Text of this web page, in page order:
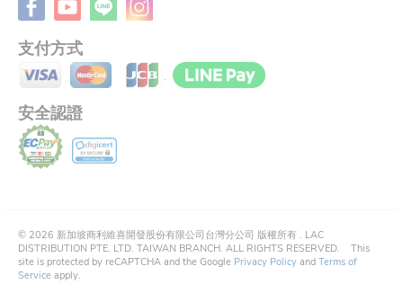
支付方式
安全認證
© 2026 新加坡商利維喜開發股份有限公司台灣分公司 版權所有 . LAC
DISTRIBUTION PTE. LTD. TAIWAN BRANCH. ALL RIGHTS RESERVED.
This
site is protected by reCAPTCHA and the Google Privacy Policy and Terms of
Service apply.